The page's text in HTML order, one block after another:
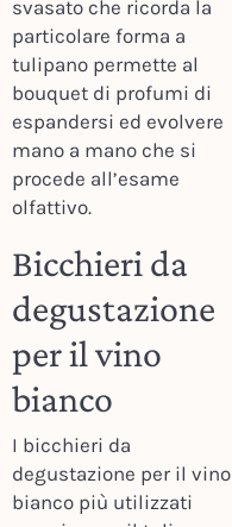
svasato che ricorda la
particolare forma a
tulipano permette al
bouquet di profumi di
espandersi ed evolvere
mano a mano che si
procede all’esame
olfattivo.
Bicchieri da
degustazione
per il vino
bianco
I bicchieri da
degustazione per il vino
bianco più utilizzati